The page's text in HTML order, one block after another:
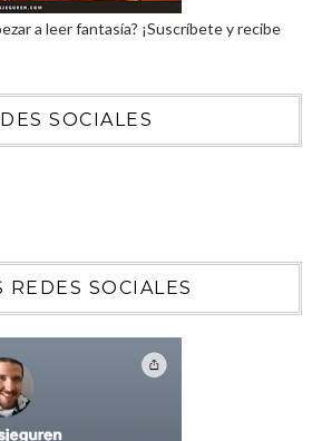
a leer fantasía? ¡Suscríbete y recibe
SOCIALES
REDES SOCIALES